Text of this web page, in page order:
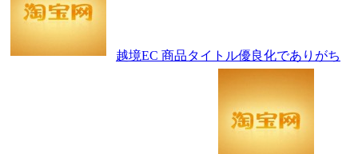
越境EC 商品タイトル優良化でありがち